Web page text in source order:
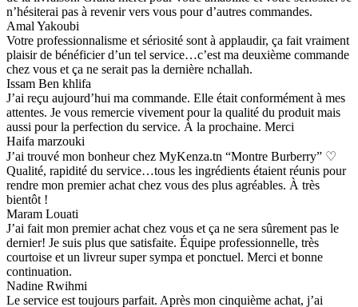
n’hésiterai pas à revenir vers vous pour d’autres commandes.
Amal Yakoubi
Votre professionnalisme et sériosité sont à applaudir, ça fait vraiment
plaisir de bénéficier d’un tel service…c’est ma deuxième commande
chez vous et ça ne serait pas la dernière nchallah.
Issam Ben khlifa
J’ai reçu aujourd’hui ma commande. Elle était conformément à mes
attentes. Je vous remercie vivement pour la qualité du produit mais
aussi pour la perfection du service. À la prochaine. Merci
Haifa marzouki
J’ai trouvé mon bonheur chez MyKenza.tn “Montre Burberry” ♡
Qualité, rapidité du service…tous les ingrédients étaient réunis pour
rendre mon premier achat chez vous des plus agréables. À très
bientôt !
Maram Louati
J’ai fait mon premier achat chez vous et ça ne sera sûrement pas le
dernier! Je suis plus que satisfaite. Équipe professionnelle, très
courtoise et un livreur super sympa et ponctuel. Merci et bonne
continuation.
Nadine Rwihmi
Le service est toujours parfait. Après mon cinquième achat, j’ai